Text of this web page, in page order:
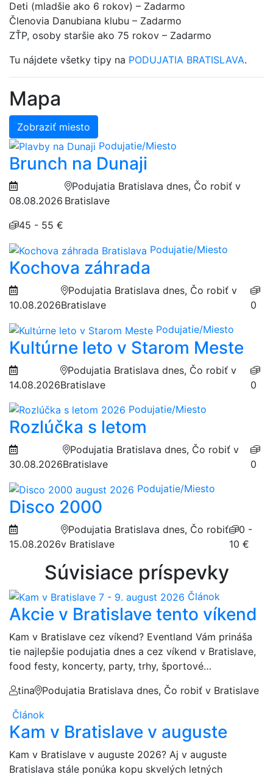
Deti (mladšie ako 6 rokov) – Zadarmo
Členovia Danubiana klubu – Zadarmo
ZŤP, osoby staršie ako 75 rokov – Zadarmo
Tu nájdete všetky tipy na PODUJATIA BRATISLAVA.
Mapa
Zobraziť miesto
Podujatie/Miesto
Brunch na Dunaji
08.08.2026
Podujatia Bratislava dnes, Čo robiť v
Bratislave
45 - 55 €
Podujatie/Miesto
Kochova záhrada
10.08.2026
Podujatia Bratislava dnes, Čo robiť v
Bratislave
0
Podujatie/Miesto
Kultúrne leto v Starom Meste
14.08.2026
Podujatia Bratislava dnes, Čo robiť v
Bratislave
0
Podujatie/Miesto
Rozlúčka s letom
30.08.2026
Podujatia Bratislava dnes, Čo robiť v
Bratislave
0
Podujatie/Miesto
Disco 2000
15.08.2026
Podujatia Bratislava dnes, Čo robiť
v Bratislave
0 -
10 €
Súvisiace príspevky
Článok
Akcie v Bratislave tento víkend
Kam v Bratislave cez víkend? Eventland Vám prináša
tie najlepšie podujatia dnes a cez víkend v Bratislave,
food festy, koncerty, party, trhy, športové…
tina
Podujatia Bratislava dnes, Čo robiť v Bratislave
Článok
Kam v Bratislave v auguste
Kam v Bratislave v auguste 2026? Aj v auguste
Bratislava stále ponúka kopu skvelých letných